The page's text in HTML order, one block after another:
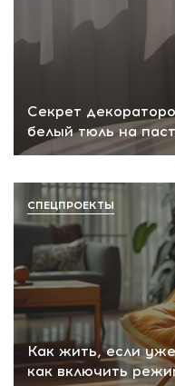
Секрет
белый тюль на
Как жить, если
как включить
СПЕЦПРОЕКТЫ